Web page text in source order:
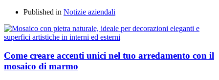
Published in Notizie aziendali
Come creare accenti unici nel tuo arredamento con il
mosaico di marmo